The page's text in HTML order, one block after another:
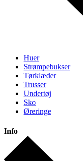
Huer
Strømpebukser
Tørklæder
Trusser
Undertøj
Sko
Øreringe
Info